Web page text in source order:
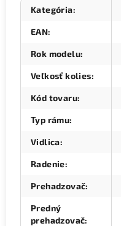
Kategória:
EAN:
Rok modelu:
Veľkosť kolies:
Kód tovaru:
Typ rámu:
Vidlica:
Radenie:
Prehadzovač:
Predný
prehadzovač: